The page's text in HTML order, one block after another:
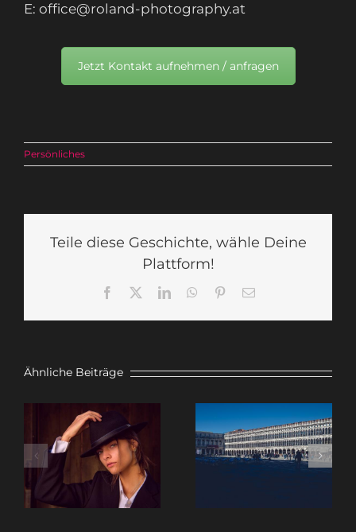
E: office@roland-photography.at
Jetzt Kontakt aufnehmen / anfragen
Persönliches
Teile diese Geschichte, wähle Deine
Plattform!
Facebook LinkedInWhatsApp
Pinterest
E-
Ähnliche Beiträge
Valeria –
warum ich
Porträts
fotografiere
Venedig &
Lignano mit